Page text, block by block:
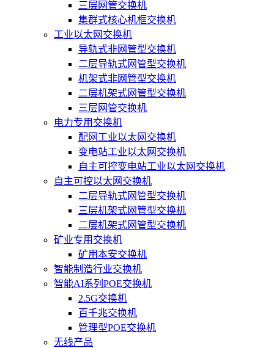
三层网管交换机
集群式核心机框交换机
工业以太网交换机
导轨式非网管型交换机
二层导轨式网管型交换机
机架式非网管型交换机
二层机架式网管型交换机
三层网管交换机
电力专用交换机
配网工业以太网交换机
变电站工业以太网交换机
自主可控变电站工业以太网交换机
自主可控以太网交换机
二层导轨式网管型交换机
三层机架式网管型交换机
二层机架式网管型交换机
矿业专用交换机
矿用本安交换机
智能制造行业交换机
智能AI系列POE交换机
2.5G交换机
百千兆交换机
管理型POE交换机
无线产品